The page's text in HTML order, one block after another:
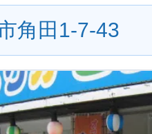
角田1-7-43